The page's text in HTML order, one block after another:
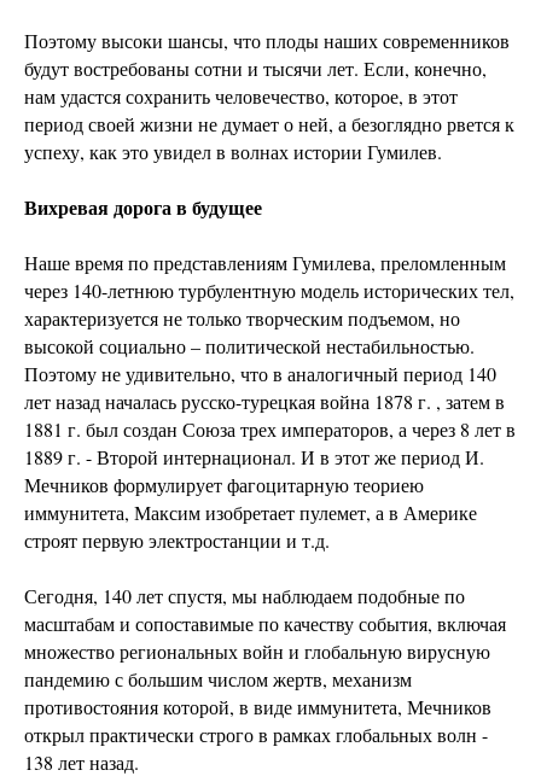
Поэтому высоки шансы, что плоды наших современников
будут востребованы сотни и тысячи лет. Если, конечно,
нам удастся сохранить человечество, которое, в этот
период своей жизни не думает о ней, а безоглядно рвется к
успеху, как это увидел в волнах истории Гумилев.
Вихревая дорога в будущее
Наше время по представлениям Гумилева, преломленным
через 140-летнюю турбулентную модель исторических тел,
характеризуется не только творческим подъемом, но
высокой социально – политической нестабильностью.
Поэтому не удивительно, что в аналогичный период 140
лет назад началась русско-турецкая война 1878 г. , затем в
1881 г. был создан Союза трех императоров, а через 8 лет в
1889 г. - Второй интернационал. И в этот же период И.
Мечников формулирует фагоцитарную теориею
иммунитета, Максим изобретает пулемет, а в Америке
строят первую электростанции и т.д.
Сегодня, 140 лет спустя, мы наблюдаем подобные по
масштабам и сопоставимые по качеству события, включая
множество региональных войн и глобальную вирусную
пандемию с большим числом жертв, механизм
противостояния которой, в виде иммунитета, Мечников
открыл практически строго в рамках глобальных волн -
138 лет назад.